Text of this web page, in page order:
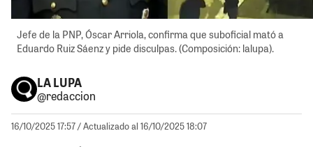
Jefe de la PNP, Óscar Arriola, confirma que suboficial mató a
Eduardo Ruiz Sáenz y pide disculpas. (Composición: lalupa).
LA LUPA
@redaccion
16/10/2025 17:57/ Actualizado al 16/10/2025 18:07